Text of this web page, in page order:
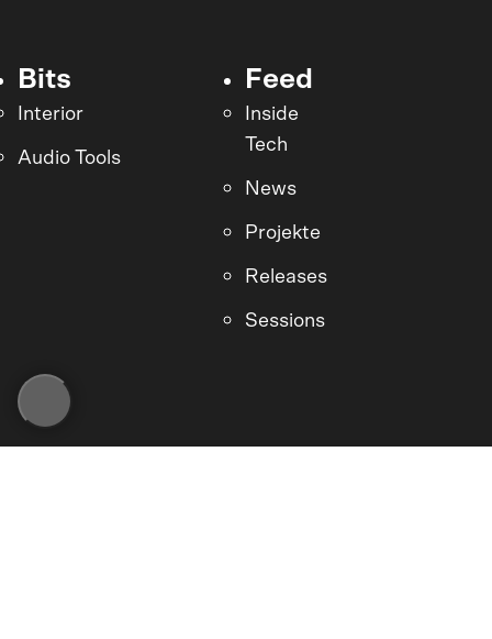
Bits
Interior
Audio Tools
Feed
Inside
Tech
News
Projekte
Releases
Sessions